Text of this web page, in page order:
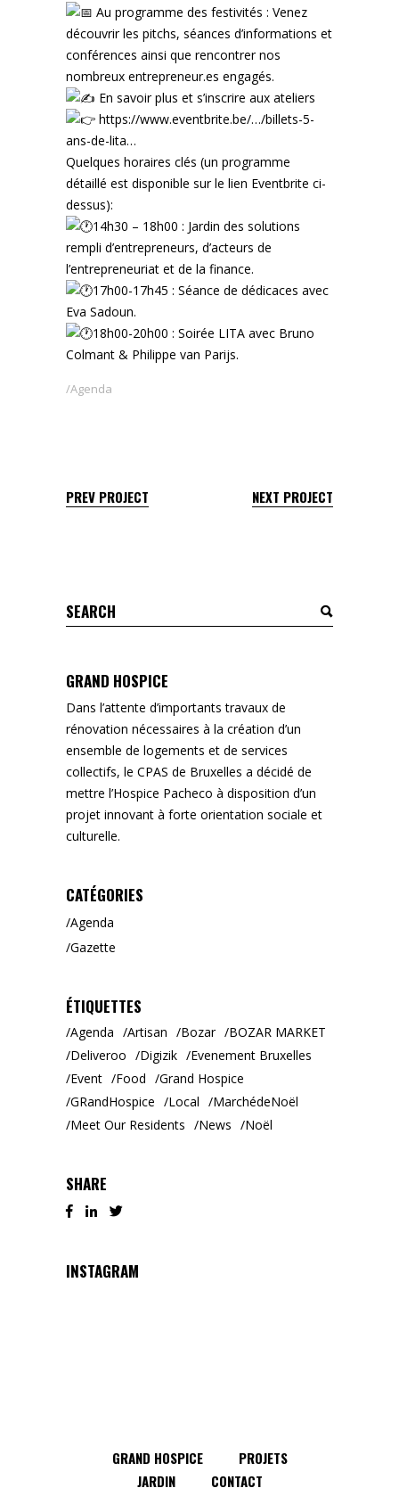
Au programme des festivités : Venez
découvrir les pitchs, séances d’informations et
conférences ainsi que rencontrer nos
nombreux entrepreneur.es engagés.
En savoir plus et s’inscrire aux ateliers
https://www.eventbrite.be/…/billets-5-
ans-de-lita…
Quelques horaires clés (un programme
détaillé est disponible sur le lien Eventbrite ci-
dessus):
14h30 – 18h00 : Jardin des solutions
rempli d’entrepreneurs, d’acteurs de
l’entrepreneuriat et de la finance.
17h00-17h45 : Séance de dédicaces avec
Eva Sadoun.
18h00-20h00 : Soirée LITA avec Bruno
Colmant & Philippe van Parijs.
Agenda
PREV PROJECT NEXT PROJECT
Search
for:
GRAND HOSPICE
Dans l’attente d’importants travaux de
rénovation nécessaires à la création d’un
ensemble de logements et de services
collectifs, le CPAS de Bruxelles a décidé de
mettre l’Hospice Pacheco à disposition d’un
projet innovant à forte orientation sociale et
culturelle.
CATÉGORIES
Agenda
Gazette
ÉTIQUETTES
Agenda Artisan Bozar
BOZAR MARKET
Deliveroo
Digizik
Evenement Bruxelles
Event
Food
Grand Hospice
GRandHospice
Local
MarchédeNoël
Meet Our Residents
News Noël
SHARE
INSTAGRAM
GRAND HOSPICE
PROJETS
JARDIN
CONTACT